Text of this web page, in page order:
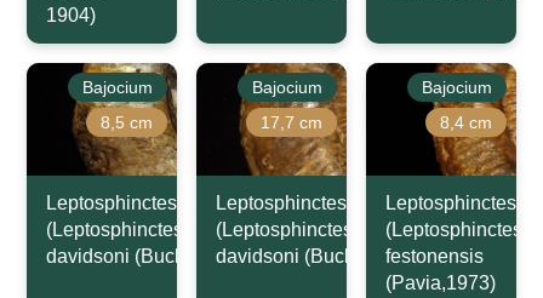
1904)
Bajocium
8,5 cm
Leptosphinctes
(Leptosphinctes)
davidsoni (Buckman,1881)
Bajocium
17,7 cm
Leptosphinctes
(Leptosphinctes)
davidsoni (Buckman,1881)
Bajocium
8,4 cm
Leptosphinctes
(Leptosphinctes)
festonensis
(Pavia,1973)